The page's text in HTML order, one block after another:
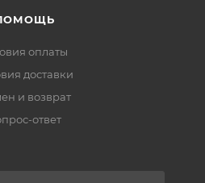
оплаты
доставки
и возврат
ответ